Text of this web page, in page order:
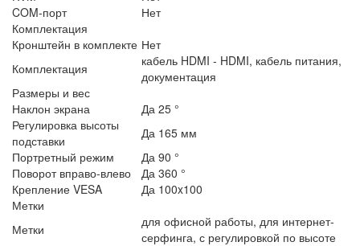
COM-порт
Нет
Комплектация
Кронштейн в комплекте Нет
Комплектация
кабель HDMI - HDMI, кабель питания,
документация
Размеры и вес
Наклон экрана
Да 25 °
Регулировка высоты
подставки
Да 165 мм
Портретный режим
Да 90 °
Поворот вправо-влево
Да 360 °
Крепление VESA
Да 100x100
Метки
Метки
для офисной работы, для интернет-
серфинга, с регулировкой по высоте